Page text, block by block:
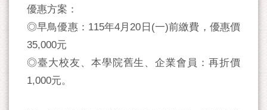
優惠方案：
◎早鳥優惠：115年4月20日(一)前繳費，優惠價
35,000元
◎臺大校友、本學院舊生、企業會員：再折價
1,000元。